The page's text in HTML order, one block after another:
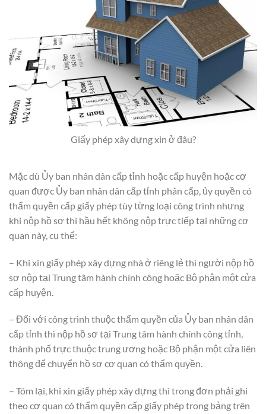
Giấy phép xây dựng xin ở đâu?
Mặc dù Ủy ban nhân dân cấp tỉnh hoặc cấp huyện hoặc cơ
quan được Ủy ban nhân dân cấp tỉnh phân cấp, ủy quyền có
thẩm quyền cấp giấy phép tùy từng loại công trình nhưng
khi nộp hồ sơ thì hầu hết không nộp trực tiếp tại những cơ
quan này, cụ thể:
– Khi xin giấy phép xây dựng nhà ở riêng lẻ thì người nộp hồ
sơ nộp tại Trung tâm hành chính công hoặc Bộ phận một cửa
cấp huyện.
– Đối với công trình thuộc thẩm quyền của Ủy ban nhân dân
cấp tỉnh thì nộp hồ sơ tại Trung tâm hành chính công tỉnh,
thành phố trực thuộc trung ương hoặc Bộ phận một cửa liên
thông để chuyển hồ sơ cơ quan có thẩm quyền.
– Tóm lại, khi xin giấy phép xây dựng thì trong đơn phải ghi
theo cơ quan có thẩm quyền cấp giấy phép trong bảng trên